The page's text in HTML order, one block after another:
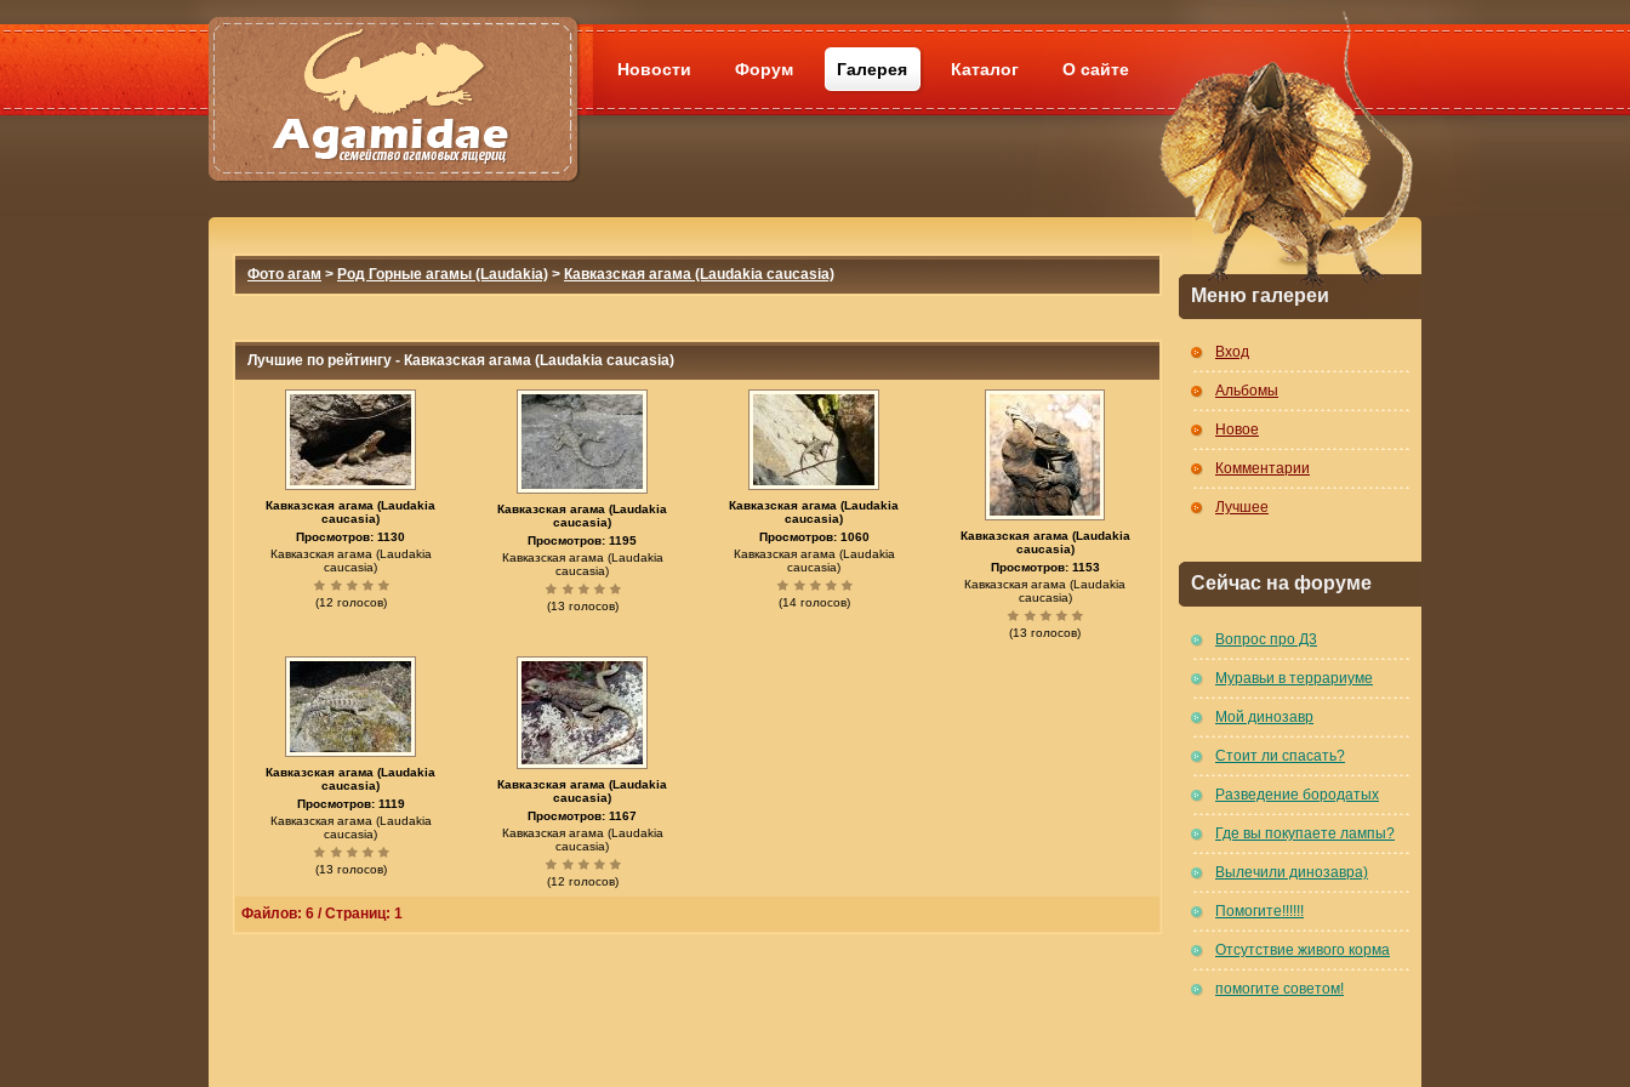
Новости Форум Галерея Каталог О сайте
Фото агам > Род Горные агамы (Laudakia) > Кавказская агама (Laudakia caucasia)
Лучшие по рейтингу - Кавказская агама (Laudakia caucasia)
Кавказская агама (Laudakia
caucasia)
Просмотров: 1130
Кавказская агама (Laudakia
caucasia)
(12 голосов)
Кавказская агама (Laudakia
caucasia)
Просмотров: 1195
Кавказская агама (Laudakia
caucasia)
(13 голосов)
Кавказская агама (Laudakia
caucasia)
Просмотров: 1060
Кавказская агама (Laudakia
caucasia)
(14 голосов)
Кавказская агама (Laudakia
caucasia)
Просмотров: 1153
Кавказская агама (Laudakia
caucasia)
(13 голосов)
Кавказская агама (Laudakia
caucasia)
Просмотров: 1119
Кавказская агама (Laudakia
caucasia)
(13 голосов)
Кавказская агама (Laudakia
caucasia)
Просмотров: 1167
Кавказская агама (Laudakia
caucasia)
(12 голосов)
Файлов: 6 / Страниц: 1
Меню галереи
Вход
Альбомы
Новое
Комментарии
Лучшее
Сейчас на форуме
Вопрос про Д3
Муравьи в террариуме
Мой динозавр
Стоит ли спасать?
Разведение бородатых
Где вы покупаете лампы?
Вылечили динозавра)
Помогите!!!!!!
Отсутствие живого корма
помогите советом!